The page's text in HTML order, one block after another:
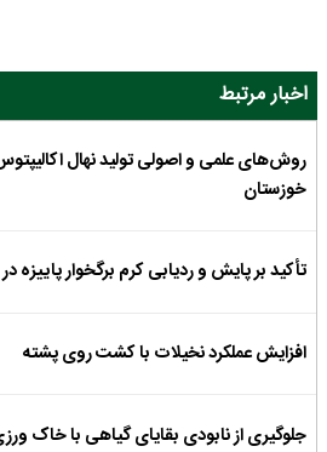
اخبار مرتبط
روش‌های علمی و اصولی تولید نهال
خوزستان
تأکید بر پایش و ردیابی کرم برگخوار پاییزه
افزایش عملکرد نخیلات با کشت روی پشته
جلوگیری از نابودی بقایای گیاهی با خاک